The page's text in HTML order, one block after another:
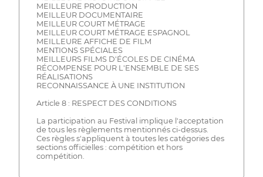
MEILLEURE PRODUCTION
MEILLEUR DOCUMENTAIRE
MEILLEUR COURT MÉTRAGE
MEILLEUR COURT MÉTRAGE ESPAGNOL
MEILLEURE AFFICHE DE FILM
MENTIONS SPÉCIALES
MEILLEURS FILMS D'ÉCOLES DE CINÉMA
RÉCOMPENSE POUR L'ENSEMBLE DE SES
RÉALISATIONS
RECONNAISSANCE À UNE INSTITUTION
Article 8 : RESPECT DES CONDITIONS
La participation au Festival implique l'acceptation
de tous les règlements mentionnés ci-dessus.
Ces règles s'appliquent à toutes les catégories des
sections officielles : compétition et hors
compétition.